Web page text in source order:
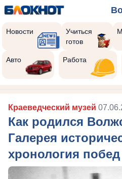
Новости
Учиться
готов
Авто Работа
Краеведческий музей
Как родился
Галерея
хронология побед